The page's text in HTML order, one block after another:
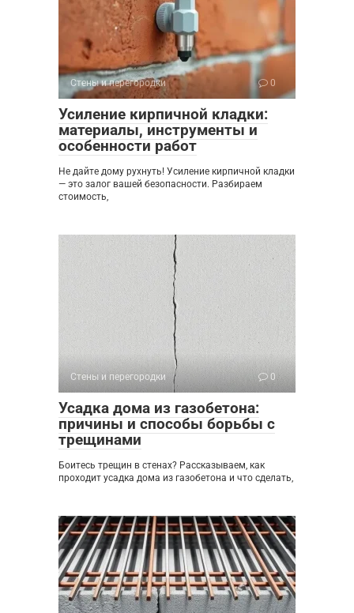
Стены и перегородки 0
Усиление кирпичной кладки:
материалы, инструменты и
особенности работ
Не дайте дому рухнуть! Усиление кирпичной кладки
— это залог вашей безопасности. Разбираем
стоимость,
Стены и перегородки 0
Усадка дома из газобетона:
причины и способы борьбы с
трещинами
Боитесь трещин в стенах? Рассказываем, как
проходит усадка дома из газобетона и что сделать,